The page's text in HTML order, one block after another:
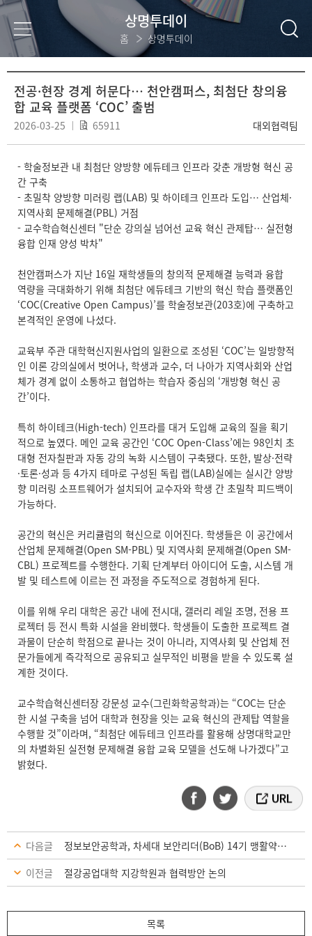
상명투데이
홈 상명투데이
전공·현장 경계 허문다… 천안캠퍼스, 최첨단 창의융
합 교육 플랫폼 ‘COC’ 출범
2026-03-25 65911 대외협력팀
- 학술정보관 내 최첨단 양방향 에듀테크 인프라 갖춘 개방형 혁신 공
간 구축
- 초밀착 양방향 미러링 랩(LAB) 및 하이테크 인프라 도입… 산업체·
지역사회 문제해결(PBL) 거점
- 교수학습혁신센터 "단순 강의실 넘어선 교육 혁신 관제탑… 실전형
융합 인재 양성 박차"
천안캠퍼스가 지난 16일 재학생들의 창의적 문제해결 능력과 융합
역량을 극대화하기 위해 최첨단 에듀테크 기반의 혁신 학습 플랫폼인
‘COC(Creative Open Campus)’를 학술정보관(203호)에 구축하고
본격적인 운영에 나섰다.
교육부 주관 대학혁신지원사업의 일환으로 조성된 ‘COC’는 일방향적
인 이론 강의실에서 벗어나, 학생과 교수, 더 나아가 지역사회와 산업
체가 경계 없이 소통하고 협업하는 학습자 중심의 ‘개방형 혁신 공
간’이다.
특히 하이테크(High-tech) 인프라를 대거 도입해 교육의 질을 획기
적으로 높였다. 메인 교육 공간인 ‘COC Open-Class’에는 98인치 초
대형 전자칠판과 자동 강의 녹화 시스템이 구축됐다. 또한, 발상·전략
·토론·성과 등 4가지 테마로 구성된 독립 랩(LAB)실에는 실시간 양방
향 미러링 소프트웨어가 설치되어 교수자와 학생 간 초밀착 피드백이
가능하다.
공간의 혁신은 커리큘럼의 혁신으로 이어진다. 학생들은 이 공간에서
산업체 문제해결(Open SM-PBL) 및 지역사회 문제해결(Open SM-
CBL) 프로젝트를 수행한다. 기획 단계부터 아이디어 도출, 시스템 개
발 및 테스트에 이르는 전 과정을 주도적으로 경험하게 된다.
이를 위해 우리 대학은 공간 내에 전시대, 갤러리 레일 조명, 전용 프
로젝터 등 전시 특화 시설을 완비했다. 학생들이 도출한 프로젝트 결
과물이 단순히 학점으로 끝나는 것이 아니라, 지역사회 및 산업체 전
문가들에게 즉각적으로 공유되고 실무적인 비평을 받을 수 있도록 설
계한 것이다.
교수학습혁신센터장 강문성 교수(그린화학공학과)는 “COC는 단순
한 시설 구축을 넘어 대학과 현장을 잇는 교육 혁신의 관제탑 역할을
수행할 것”이라며, “최첨단 에듀테크 인프라를 활용해 상명대학교만
의 차별화된 실전형 문제해결 융합 교육 모델을 선도해 나가겠다”고
밝혔다.
다음글
정보보안공학과, 차세대 보안리더(BoB) 14기 맹활약… ‘그랑프리·Best 10’ 동시 배출
이전글
절강공업대학 지강학원과 협력방안 논의
목록